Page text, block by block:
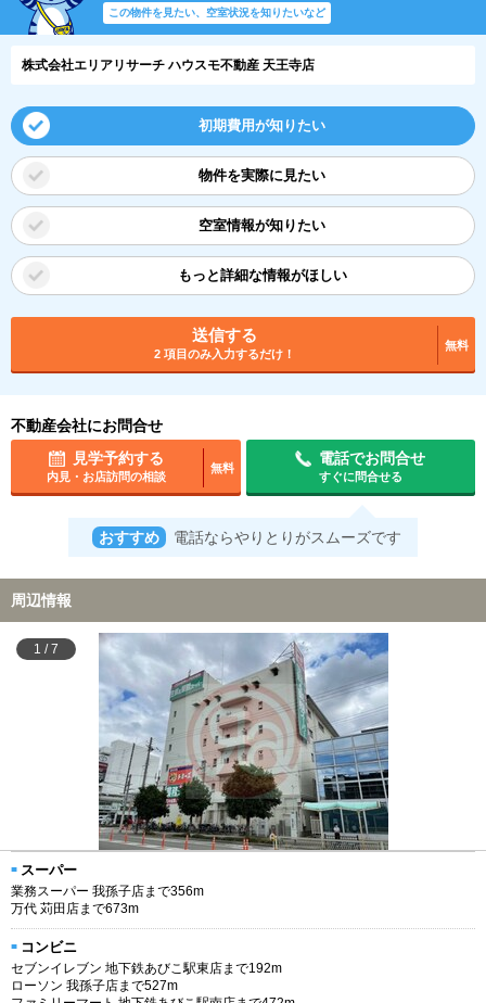
この物件を見たい、空室状況を知りたいなど
株式会社エリアリサーチ ハウスモ不動産 天王寺店
初期費用が知りたい
物件を実際に見たい
空室情報が知りたい
もっと詳細な情報がほしい
送信する
2 項目のみ入力するだけ！
無料
不動産会社にお問合せ
見学予約する
内見・お店訪問の相談
無料
電話でお問合せ
すぐに問合せる
おすすめ 電話ならやりとりがスムーズです
周辺情報
1 /7
スーパー
業務スーパー 我孫子店まで356m
万代 苅田店まで673m
コンビニ
セブンイレブン 地下鉄あびこ駅東店まで192m
ローソン 我孫子店まで527m